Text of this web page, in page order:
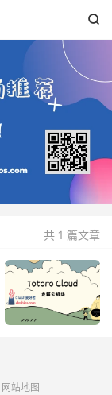

共 1 篇文章
网站地图